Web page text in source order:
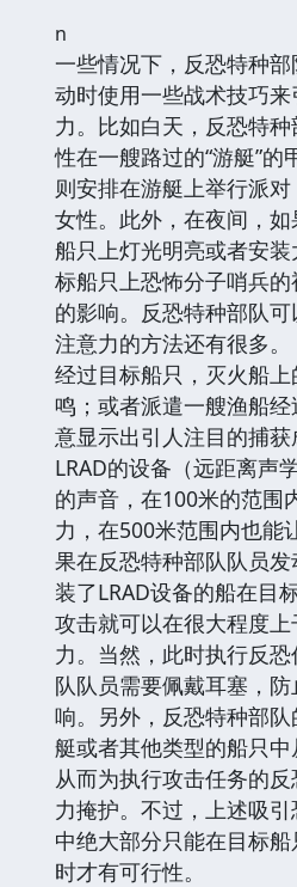
n
一些情况下，反恐特种
动时使用一些战术技巧
力。比如白天，反恐特
性在一艘路过的“游艇”
则安排在游艇上举行派
女性。此外，在夜间，
船只上灯光明亮或者安
标船只上恐怖分子哨兵
的影响。反恐特种部队
注意力的方法还有很多
经过目标船只，灭火船
鸣；或者派遣一艘渔船
意显示出引人注目的捕
LRAD的设备（远距离声
的声音，在100米的范围
力，在500米范围内也能
果在反恐特种部队队员
装了LRAD设备的船在目
攻击就可以在很大程度
力。当然，此时执行反
队队员需要佩戴耳塞，
响。另外，反恐特种部
艇或者其他类型的船只中
从而为执行攻击任务的
力掩护。不过，上述吸
中绝大部分只能在目标
时才有可行性。